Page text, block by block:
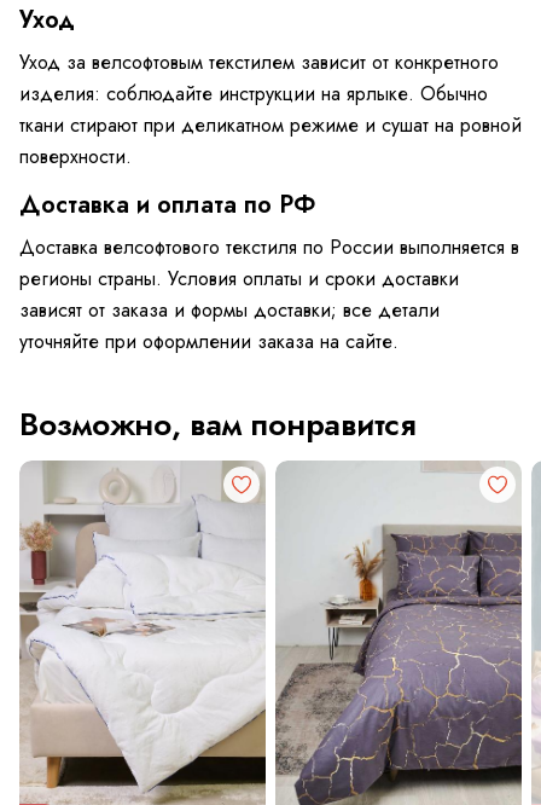
Уход
Уход за велсофтовым текстилем зависит от конкретного
изделия: соблюдайте инструкции на ярлыке. Обычно
ткани стирают при деликатном режиме и сушат на ровной
поверхности.
Доставка и оплата по РФ
Доставка велсофтового текстиля по России выполняется в
регионы страны. Условия оплаты и сроки доставки
зависят от заказа и формы доставки; все детали
уточняйте при оформлении заказа на сайте.
Возможно, вам понравится